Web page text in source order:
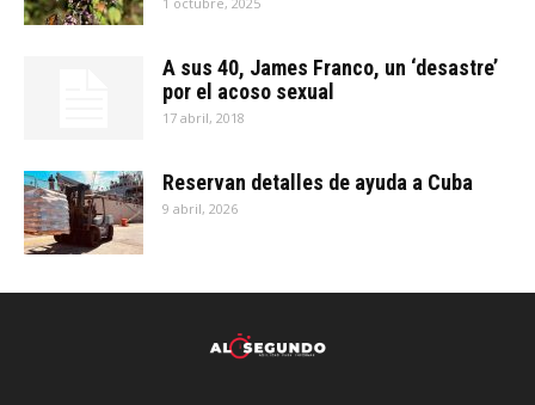
A sus 40, James Franco, un ‘desastre’
por el acoso sexual
17 abril, 2018
Reservan detalles de ayuda a Cuba
9 abril, 2026